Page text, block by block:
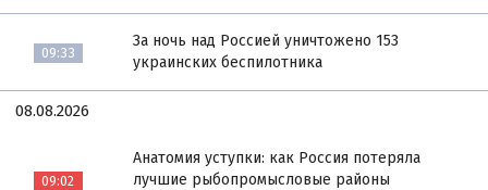
09:33
За ночь над Россией уничтожено 153
украинских беспилотника
08.08.2026
09:02
Анатомия уступки: как Россия потеряла
лучшие рыбопромысловые районы